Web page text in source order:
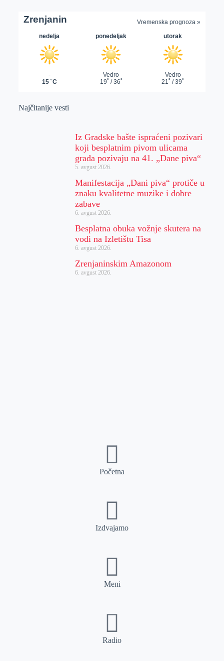
Najčitanije vesti
Iz Gradske bašte ispraćeni pozivari
koji besplatnim pivom ulicama
grada pozivaju na 41. „Dane piva“
5. avgust 2026.
Manifestacija „Dani piva“ protiče u
znaku kvalitetne muzike i dobre
zabave
6. avgust 2026.
Besplatna obuka vožnje skutera na
vodi na Izletištu Tisa
6. avgust 2026.
Zrenjaninskim Amazonom
6. avgust 2026.
Početna
Izdvajamo
Meni
Radio